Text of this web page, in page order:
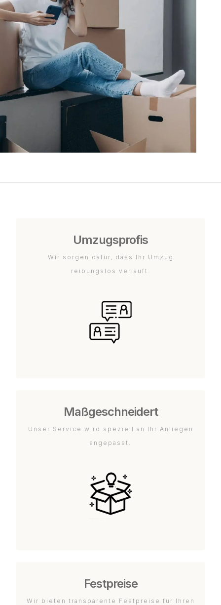
Umzugsprofis
Wir sorgen dafür, dass Ihr Umzug
reibungslos verläuft.
Maßgeschneidert
Unser Service wird speziell an Ihr Anliegen
angepasst.
Festpreise
Wir bieten transparente Festpreise für Ihren